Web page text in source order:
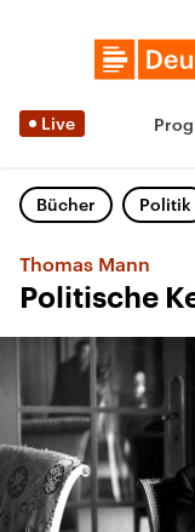
Live
Bücher Politik
Thomas Mann
Politische